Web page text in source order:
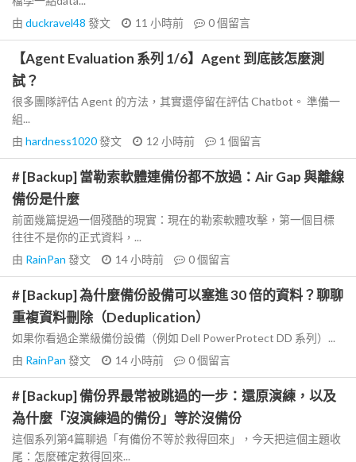
由 duckravel48 發文 11 小時前 0個留言
【Agent Evaluation 系列 1/6】Agent 到底該怎麼測
試？
很多團隊評估 Agent 的方法，其實還停留在評估 Chatbot。 準備一
組...
由 hardness1020發文 12 小時前 1 個留言
# [Backup] 當勒索軟體連備份都不放過：Air Gap 與離線
備份是什麼
前面幾篇提過一個殘酷的現實：現在的勒索軟體攻擊，第一個目標
往往不是你的正式資料，...
由 RainPan 發文 14 小時前 0個留言
# [Backup] 為什麼備份設備可以塞進 30 倍的資料？聊聊
重複資料刪除（Deduplication）
如果你看過企業級備份設備（例如 Dell PowerProtect DD 系列）...
由 RainPan 發文 14 小時前 0個留言
# [Backup] 備份界最常被跳過的一步：還原演練，以及
為什麼「沒演練過的備份」等於沒備份
這個系列第4篇聊過「有備份不等於救得回來」，今天把這個主題收
尾：怎麼確定救得回來...